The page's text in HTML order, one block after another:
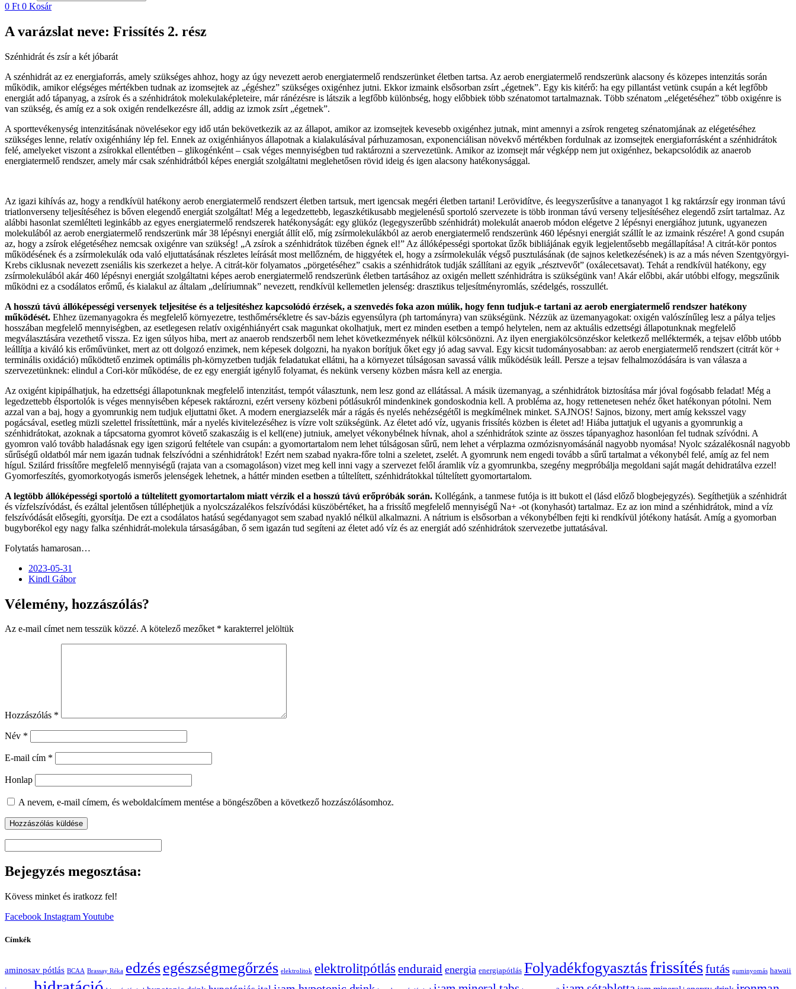
0 Ft 0 Kosár
A varázslat neve: Frissítés 2. rész
Szénhidrát és zsír a két jóbarát
A szénhidrát az ez energiaforrás, amely szükséges ahhoz, hogy az úgy nevezett aerob energiatermelő rendszerünket életben tartsa. Az aerob energiatermelő rendszerünk alacsony és közepes intenzitás során
működik, amikor elégséges mértékben tudnak az izomsejtek az „égéshez” szükséges oxigénhez jutni. Ekkor izmaink elsősorban zsírt „égetnek”. Egy kis kitérő: ha egy pillantást vetünk csupán a két legfőbb
energiát adó tápanyag, a zsírok és a szénhidrátok molekulaképleteire, már ránézésre is látszik a legfőbb különbség, hogy előbbiek több szénatomot tartalmaznak. Több szénatom „elégetéséhez” több oxigénre is
van szükség, és amíg ez a sok oxigén rendelkezésre áll, addig az izmok zsírt „égetnek”.
A sporttevékenység intenzitásának növelésekor egy idő után bekövetkezik az az állapot, amikor az izomsejtek kevesebb oxigénhez jutnak, mint amennyi a zsírok rengeteg szénatomjának az elégetéséhez
szükséges lenne, relatív oxigénhiány lép fel. Ennek az oxigénhiányos állapotnak a kialakulásával párhuzamosan, exponenciálisan növekvő mértékben fordulnak az izomsejtek energiaforrásként a szénhidrátok
felé, amelyeket viszont a zsírokkal ellentétben – glikogénként – csak véges mennyiségben tud raktározni a szervezetünk. Amikor az izomsejt már végképp nem jut oxigénhez, bekapcsolódik az anaerob
energiatermelő rendszer, amely már csak szénhidrátból képes energiát szolgáltatni meglehetősen rövid ideig és igen alacsony hatékonysággal.
Az igazi kihívás az, hogy a rendkívül hatékony aerob energiatermelő rendszert életben tartsuk, mert igencsak megéri életben tartani! Lerövidítve, és leegyszerűsítve a tananyagot 1 kg raktárzsír egy ironman távú
triatlonverseny teljesítéséhez is bőven elegendő energiát szolgáltat! Még a legedzettebb, legaszkétikusabb megjelenésű sportoló szervezete is több ironman távú verseny teljesítéséhez elegendő zsírt tartalmaz. Az
alábbi hasonlat szemlélteti leginkább az egyes energiatermelő rendszerek hatékonyságát: egy glükóz (legegyszerűbb szénhidrát) molekulát anaerob módon elégetve 2 lépésnyi energiához jutunk, ugyanezen
molekulából az aerob energiatermelő rendszerünk már 38 lépésnyi energiát állít elő, míg zsírmolekulákból az aerob energiatermelő rendszerünk 460 lépésnyi energiát szállít le az izmaink részére! A gond csupán
az, hogy a zsírok elégetéséhez nemcsak oxigénre van szükség! „A zsírok a szénhidrátok tüzében égnek el!” Az állóképességi sportokat űzők bibliájának egyik legjelentősebb megállapítása! A citrát-kör pontos
működésének és a zsírmolekulák oda való eljuttatásának részletes leírását most mellőzném, de higgyétek el, hogy a zsírmolekulák végső pusztulásának (de sajnos keletkezésének) is az a más néven Szentgyörgyi-
Krebs ciklusnak nevezett zseniális kis szerkezet a helye. A citrát-kör folyamatos „pörgetéséhez” csakis a szénhidrátok tudják szállítani az egyik „résztvevőt” (oxálecetsavat). Tehát a rendkívül hatékony, egy
zsírmolekulából akár 460 lépésnyi energiát szolgáltatni képes aerob energiatermelő rendszerünk életben tartásához az oxigén mellett szénhidrátra is szükségünk van! Akár előbbi, akár utóbbi elfogy, megszűnik
működni ez a csodálatos erőmű, és kialakul az általam „delíriumnak” nevezett, rendkívül kellemetlen jelenség: drasztikus teljesítményromlás, szédelgés, rosszullét.
A hosszú távú állóképességi versenyek teljesítése és a teljesítéshez kapcsolódó érzések, a szenvedés foka azon múlik, hogy fenn tudjuk-e tartani az aerob energiatermelő rendszer hatékony
működését. Ehhez üzemanyagokra és megfelelő környezetre, testhőmérsékletre és sav-bázis egyensúlyra (ph tartományra) van szükségünk. Nézzük az üzemanyagokat: oxigén valószínűleg lesz a pálya teljes
hosszában megfelelő mennyiségben, az esetlegesen relatív oxigénhiányért csak magunkat okolhatjuk, mert ez minden esetben a tempó helytelen, nem az aktuális edzettségi állapotunknak megfelelő
megválasztására vezethető vissza. Ez igen súlyos hiba, mert az anaerob rendszerből nem lehet következmények nélkül kölcsönözni. Az ilyen energiakölcsönzéskor keletkező melléktermék, a tejsav előbb utóbb
leállítja a kiváló kis erőművünket, mert az ott dolgozó enzimek, nem képesek dolgozni, ha nyakon borítjuk őket egy jó adag savval. Egy kicsit tudományosabban: az aerob energiatermelő rendszert (citrát kör +
terminális oxidáció) működtető enzimek optimális ph-környzetben tudják feladatukat ellátni, ha a környezet túlságosan savassá válik működésük leáll. Persze a tejsav felhalmozódására is van válasza a
szervezetünknek: elindul a Cori-kör működése, de ez egy energiát igénylő folyamat, és nekünk verseny közben másra kell az energia.
Az oxigént kipipálhatjuk, ha edzettségi állapotunknak megfelelő intenzitást, tempót választunk, nem lesz gond az ellátással. A másik üzemanyag, a szénhidrátok biztosítása már jóval fogósabb feladat! Még a
legedzettebb élsportolók is véges mennyisében képesek raktározni, ezért verseny közbeni pótlásukról mindenkinek gondoskodnia kell. A probléma az, hogy rettenetesen nehéz őket hatékonyan pótolni. Nem
azzal van a baj, hogy a gyomrunkig nem tudjuk eljuttatni őket. A modern energiazselék már a rágás és nyelés nehézségétől is megkímélnek minket. SAJNOS! Sajnos, bizony, mert amíg keksszel vagy
pogácsával, esetleg müzli szelettel frissítettünk, már a nyelés kivitelezéséhez is vízre volt szükségünk. Az életet adó víz, ugyanis frissítés közben is életet ad! Hiába juttatjuk el ugyanis a gyomrunkig a
szénhidrátokat, azoknak a tápcsatorna gyomrot követő szakaszáig is el kell(ene) jutniuk, amelyet vékonybélnek hívnak, ahol a szénhidrátok szinte az összes tápanyaghoz hasonlóan fel tudnak szívódni. A
gyomron való tovább haladásnak egy igen szigorú feltétele van csupán: a gyomortartalom nem lehet túlságosan sűrű, nem lehet a vérplazma ozmózisnyomásánál nagyobb nyomása! Nyolc százalékosnál nagyobb
sűrűségű oldatból már nem igazán tudnak felszívódni a szénhidrátok! Ezért nem szabad nyakra-főre tolni a szeletet, zselét. A gyomrunk nem engedi tovább a sűrű tartalmat a vékonybél felé, amíg az fel nem
hígul. Szilárd frissítőre megfelelő mennyiségű (rajata van a csomagoláson) vizet meg kell inni vagy a szervezet felől áramlik víz a gyomrunkba, szegény megpróbálja megoldani saját magát dehidratálva ezzel!
Gyomorfeszítés, gyomorkotyogás ismerős jelenségek lehetnek, a háttér minden esetben a túltelített, szénhidrátokkal túltelített gyomortartalom.
A legtöbb állóképességi sportoló a túltelített gyomortartalom miatt vérzik el a hosszú távú erőpróbák során. Kollégánk, a tanmese futója is itt bukott el (lásd előző blogbejegyzés). Segíthetjük a szénhidrát
és vízfelszívódást, és ezáltal jelentősen túlléphetjük a nyolcszázalékos felszívódási küszöbértéket, ha a frissítő megfelelő mennyiségű Na+ -ot (konyhasót) tartalmaz. Ez az ion mind a szénhidrátok, mind a víz
felszívódását elősegíti, gyorsítja. De ezt a csodálatos hatású segédanyagot sem szabad nyakló nélkül alkalmazni. A nátrium is elsősorban a vékonybélben fejti ki rendkívül jótékony hatását. Amíg a gyomorban
bugyborékol egy nagy falka szénhidrát-molekula társaságában, ő sem igazán tud segíteni az életet adó víz és az energiát adó szénhidrátok szervezetbe juttatásával.
Folytatás hamarosan…
2023-05-31
Kindl Gábor
Vélemény, hozzászólás?
Az e-mail címet nem tesszük közzé. A kötelező mezőket * karakterrel jelöltük
Hozzászólás *
Név *
E-mail cím *
Honlap
A nevem, e-mail címem, és weboldalcímem mentése a böngészőben a következő hozzászólásomhoz.
Bejegyzés megosztása:
Kövess minket és iratkozz fel!
Facebook InstagramYoutube
Címkék
aminosav pótlás BCAA Brassay Réka edzésegészségmegőrzés elektrolitok elektrolitpótlás enduraid energia energiapótlás Folyadékfogyasztásfrissítésfutás guminyomás hawaii